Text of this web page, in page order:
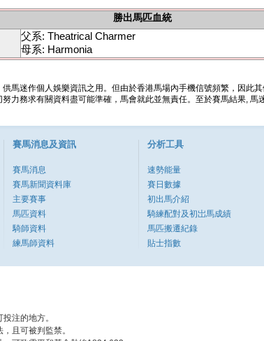
勝出馬匹血統
父系: Theatrical Charmer
母系: Harmonia
馬迷作個人娛樂資訊之用。但由於香港馬場內手機信號頻繁，因此
力務求有關資料盡可能準確，馬會就此並無責任。至於賽馬結果, 馬
賽馬消息及資訊
賽馬消息
賽馬新聞資料庫
主要賽事
馬匹資料
騎師資料
練馬師資料
分析工具
速勢能量
賽日數據
初出馬介紹
騎練配對及初岀馬成績
馬匹搬遷紀錄
貼士指數
注的地方。
且可被判監禁。